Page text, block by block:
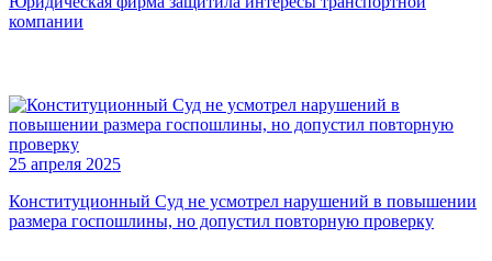
компании
25 апреля 2025
Конституционный Суд не усмотрел нарушений в повышении
размера госпошлины, но допустил повторную проверку